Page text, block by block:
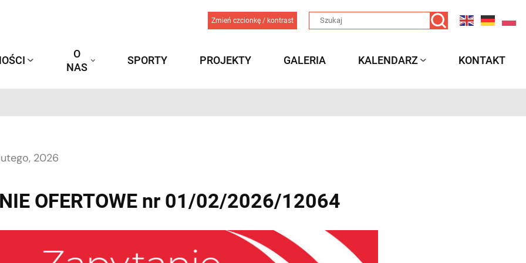
Zmień czcionkę / kontrast
O
NAS
SPORTY PROJEKTY GALERIA KALENDARZ KONTAKT
2026
OFERTOWE nr 01/02/2026/12064